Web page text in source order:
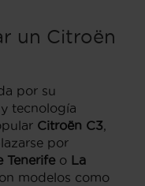
un Citroën
por su
tecnología
Citroën C3
por
Tenerife o La
modelos como